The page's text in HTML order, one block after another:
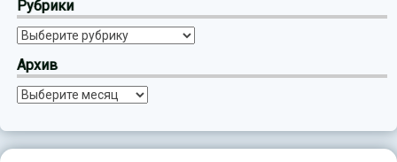
Рубрики
Рубрики
Архив
Архив